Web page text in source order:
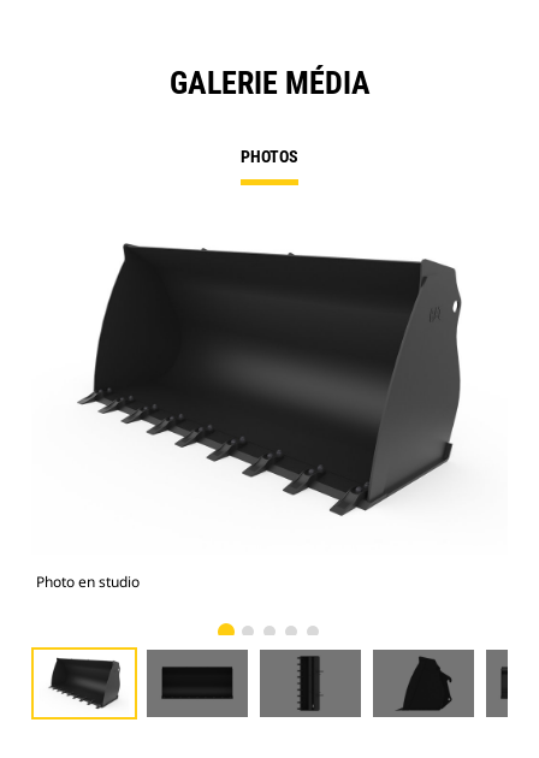
GALERIE MÉDIA
PHOTOS
Photo en studio